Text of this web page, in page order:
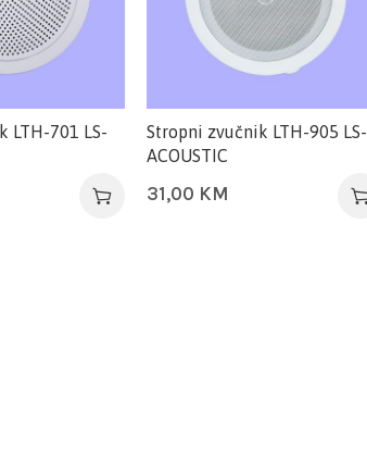
LTH-701 LS-
Stropni zvučnik LTH-905 LS-
ACOUSTIC
31,00 KM